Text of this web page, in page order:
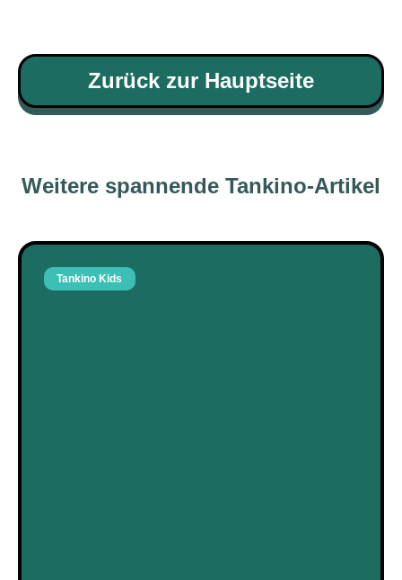
Zurück zur Hauptseite
Weitere spannende Tankino-Artikel
Tankino Kids